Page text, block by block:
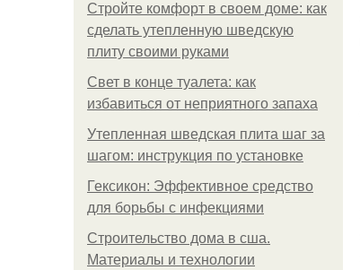
Стройте комфорт в своем доме: как
сделать утепленную шведскую
плиту своими руками
Свет в конце туалета: как
избавиться от неприятного запаха
Утепленная шведская плита шаг за
шагом: инструкция по установке
Гексикон: Эффективное средство
для борьбы с инфекциями
Строительство дома в сша.
Материалы и технологии